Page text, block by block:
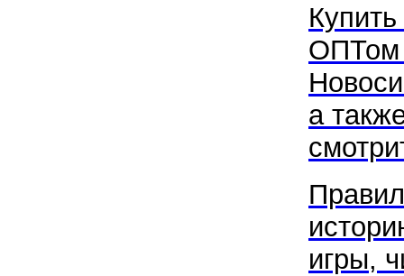
ОПТом
а
игры,